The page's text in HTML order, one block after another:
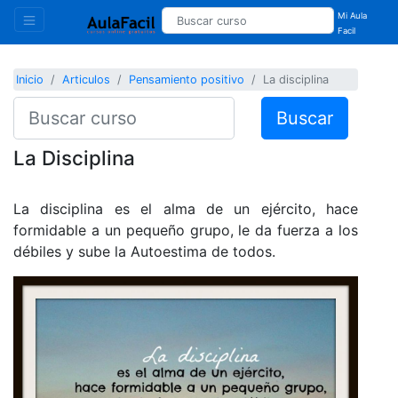
Mi Aula
Facil
Inicio Articulos Pensamiento positivo La disciplina
Buscar
La Disciplina
La disciplina es el alma de un ejército, hace
formidable a un pequeño grupo, le da fuerza a los
débiles y sube la Autoestima de todos.